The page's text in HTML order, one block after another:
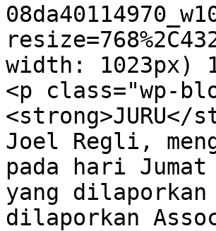
width: 1023px)
<p class="wp-
Joel Regli,
pada hari
yang
dilaporkan